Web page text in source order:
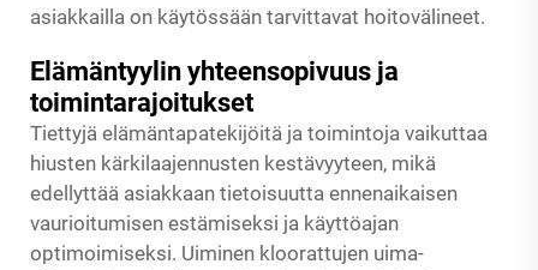
asiakkailla on käytössään tarvittavat hoitovälineet.
Elämäntyylin yhteensopivuus ja
toimintarajoitukset
Tiettyjä elämäntapatekijöitä ja toimintoja vaikuttaa
hiusten kärkilaajennusten kestävyyteen, mikä
edellyttää asiakkaan tietoisuutta ennenaikaisen
vaurioitumisen estämiseksi ja käyttöajan
optimoimiseksi. Uiminen kloorattujen uima-